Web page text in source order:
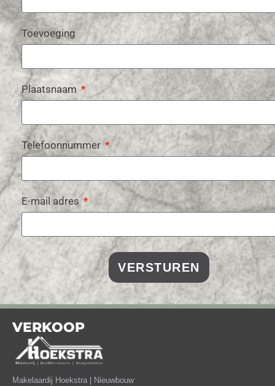
Toevoeging
Plaatsnaam
Telefoonnummer
E-mail adres
VERSTUREN
VERKOOP
Makelaardij Hoekstra | Nieuwbouw